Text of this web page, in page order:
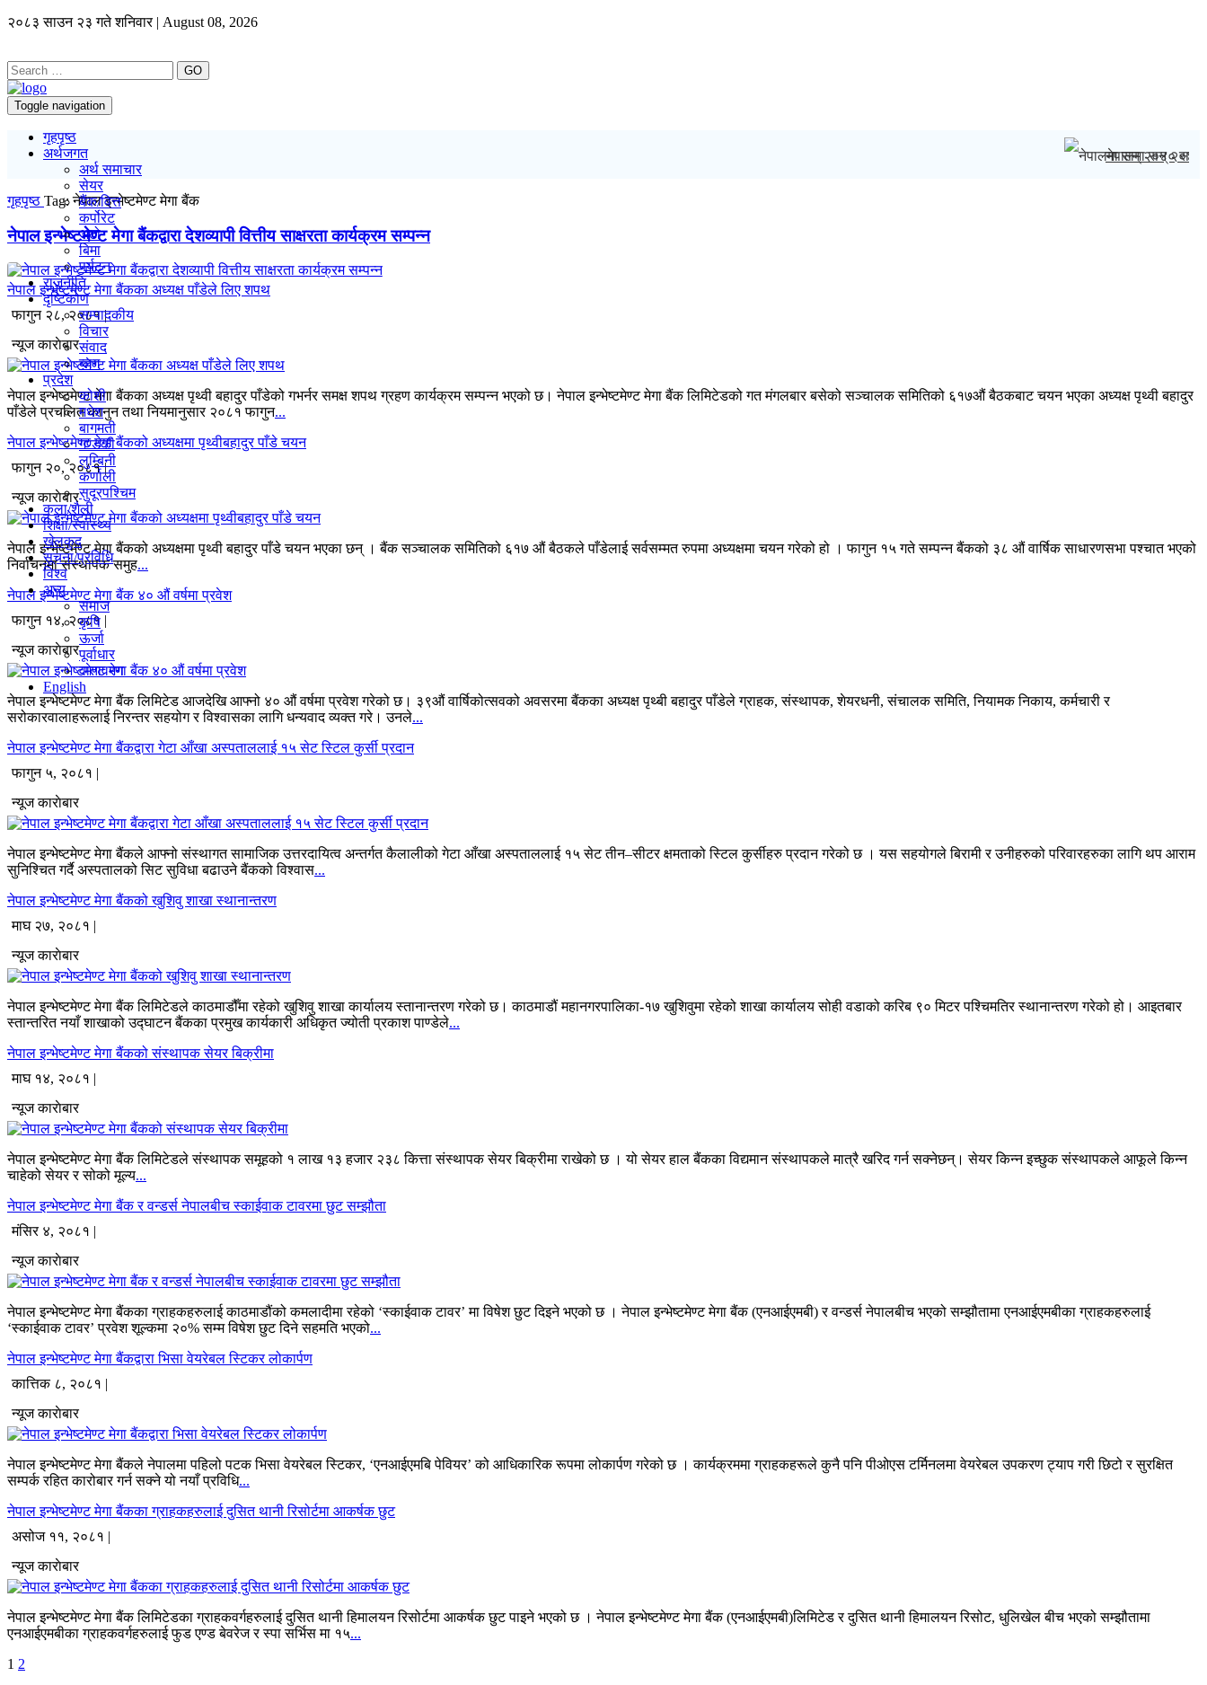
२०८३ साउन २३ गते शनिवार | August 08, 2026
GO
Toggle navigation
गृहपृष्ठ
अर्थजगत
अर्थ समाचार
सेयर
बैंक/वित्त
कर्पोरेट
अटो
बिमा
पर्यटन
राजनीति
दृष्टिकोण
सम्पादकीय
विचार
संवाद
ब्लग
प्रदेश
कोशी
मधेश
बागमती
गण्डकी
लुम्बिनी
कर्णाली
सुदूरपश्चिम
कला/शैली
शिक्षा/स्वास्थ्य
खेलकुद
सूचना/प्रविधि
विश्व
अन्य
समाज
कृषि
ऊर्जा
पूर्वाधार
वातावरण
English
नेपालमा सन् २०४०
गृहपृष्ठ Tag:नेपाल इन्भेष्टमेण्ट मेगा बैंक
नेपाल इन्भेष्टमेण्ट मेगा बैंकद्वारा देशव्यापी वित्तीय साक्षरता कार्यक्रम सम्पन्न
नेपाल इन्भेष्टमेण्ट मेगा बैंकका अध्यक्ष पाँडेले लिए शपथ
फागुन २८, २०८१ |
न्यूज काराेबार
नेपाल इन्भेष्टमेण्ट मेगा बैंकका अध्यक्ष पृथ्वी बहादुर पाँडेको गभर्नर समक्ष शपथ ग्रहण कार्यक्रम सम्पन्न भएको छ। नेपाल इन्भेष्टमेण्ट मेगा बैंक लिमिटेडको गत मंगलबार बसेको सञ्चालक समितिको ६१७औं बैठकबाट चयन भएका अध्यक्ष पृथ्वी बहादुर
पाँडेले प्रचलित कानुन तथा नियमानुसार २०८१ फागुन...
नेपाल इन्भेष्टमेण्ट मेगा बैंकको अध्यक्षमा पृथ्वीबहादुर पाँडे चयन
फागुन २०, २०८१ |
न्यूज काराेबार
नेपाल इन्भेष्टमेण्ट मेगा बैंकको अध्यक्षमा पृथ्वी बहादुर पाँडे चयन भएका छन् । बैंक सञ्चालक समितिको ६१७ औं बैठकले पाँडेलाई सर्वसम्मत रुपमा अध्यक्षमा चयन गरेको हो । फागुन १५ गते सम्पन्न बैंकको ३८ औं वार्षिक साधारणसभा पश्चात भएको
निर्वाचनमा संस्थापक समुह...
नेपाल इन्भेष्टमेण्ट मेगा बैंक ४० औं वर्षमा प्रवेश
फागुन १४, २०८१ |
न्यूज काराेबार
नेपाल इन्भेष्टमेण्ट मेगा बैंक लिमिटेड आजदेखि आफ्नो ४० औं वर्षमा प्रवेश गरेको छ। ३९औं वार्षिकोत्सवको अवसरमा बैंकका अध्यक्ष पृथ्बी बहादुर पाँडेले ग्राहक, संस्थापक, शेयरधनी, संचालक समिति, नियामक निकाय, कर्मचारी र
सरोकारवालाहरूलाई निरन्तर सहयोग र विश्वासका लागि धन्यवाद व्यक्त गरे। उनले...
नेपाल इन्भेष्टमेण्ट मेगा बैंकद्वारा गेटा आँखा अस्पताललाई १५ सेट स्टिल कुर्सी प्रदान
फागुन ५, २०८१ |
न्यूज काराेबार
नेपाल इन्भेष्टमेण्ट मेगा बैंकले आफ्नो संस्थागत सामाजिक उत्तरदायित्व अन्तर्गत कैलालीको गेटा आँखा अस्पताललाई १५ सेट तीन–सीटर क्षमताको स्टिल कुर्सीहरु प्रदान गरेको छ । यस सहयोगले बिरामी र उनीहरुको परिवारहरुका लागि थप आराम
सुनिश्चित गर्दै अस्पतालको सिट सुविधा बढाउने बैंकको विश्वास...
नेपाल इन्भेष्टमेण्ट मेगा बैंकको खुशिवु शाखा स्थानान्तरण
माघ २७, २०८१ |
न्यूज काराेबार
नेपाल इन्भेष्टमेण्ट मेगा बैंक लिमिटेडले काठमाडौँमा रहेको खुशिवु शाखा कार्यालय स्तानान्तरण गरेको छ। काठमाडौं महानगरपालिका-१७ खुशिवुमा रहेको शाखा कार्यालय सोही वडाको करिब ९० मिटर पश्चिमतिर स्थानान्तरण गरेको हो। आइतबार
स्तान्तरित नयाँ शाखाको उद्घाटन बैंकका प्रमुख कार्यकारी अधिकृत ज्योती प्रकाश पाण्डेले...
नेपाल इन्भेष्टमेण्ट मेगा बैंकको संस्थापक सेयर बिक्रीमा
माघ १४, २०८१ |
न्यूज काराेबार
नेपाल इन्भेष्टमेण्ट मेगा बैंक लिमिटेडले संस्थापक समूहको १ लाख १३ हजार २३८ कित्ता संस्थापक सेयर बिक्रीमा राखेको छ । यो सेयर हाल बैंकका विद्यमान संस्थापकले मात्रै खरिद गर्न सक्नेछन्। सेयर किन्न इच्छुक संस्थापकले आफूले किन्न
चाहेको सेयर र सोको मूल्य...
नेपाल इन्भेष्टमेण्ट मेगा बैंक र वन्डर्स नेपालबीच स्काईवाक टावरमा छुट सम्झौता
मंसिर ४, २०८१ |
न्यूज काराेबार
नेपाल इन्भेष्टमेण्ट मेगा बैंकका ग्राहकहरुलाई काठमाडौंको कमलादीमा रहेको ‘स्काईवाक टावर’ मा विषेश छुट दिइने भएको छ । नेपाल इन्भेष्टमेण्ट मेगा बैंक (एनआईएमबी) र वन्डर्स नेपालबीच भएको सम्झौतामा एनआईएमबीका ग्राहकहरुलाई
‘स्काईवाक टावर’ प्रवेश शूल्कमा २०% सम्म विषेश छुट दिने सहमति भएको...
नेपाल इन्भेष्टमेण्ट मेगा बैंकद्वारा भिसा वेयरेबल स्टिकर लोकार्पण
कात्तिक ८, २०८१ |
न्यूज काराेबार
नेपाल इन्भेष्टमेण्ट मेगा बैंकले नेपालमा पहिलो पटक भिसा वेयरेबल स्टिकर, ‘एनआईएमबि पेवियर’ को आधिकारिक रूपमा लोकार्पण गरेको छ । कार्यक्रममा ग्राहकहरूले कुनै पनि पीओएस टर्मिनलमा वेयरेबल उपकरण ट्याप गरी छिटो र सुरक्षित
सम्पर्क रहित कारोबार गर्न सक्ने यो नयाँ प्रविधि...
नेपाल इन्भेष्टमेण्ट मेगा बैंकका ग्राहकहरुलाई दुसित थानी रिसोर्टमा आकर्षक छुट
असोज ११, २०८१ |
न्यूज काराेबार
नेपाल इन्भेष्टमेण्ट मेगा बैंक लिमिटेडका ग्राहकवर्गहरुलाई दुसित थानी हिमालयन रिसोर्टमा आकर्षक छुट पाइने भएको छ । नेपाल इन्भेष्टमेण्ट मेगा बैंक (एनआईएमबी)लिमिटेड र दुसित थानी हिमालयन रिसोट, धुलिखेल बीच भएको सम्झौतामा
एनआईएमबीका ग्राहकवर्गहरुलाई फुड एण्ड बेवरेज र स्पा सर्भिस मा १५...
1 2